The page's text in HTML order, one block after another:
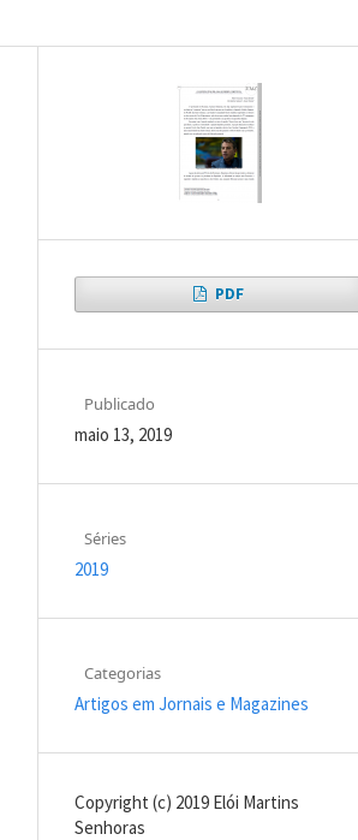
PDF
Publicado
maio 13, 2019
Séries
2019
Categorias
Artigos em Jornais e Magazines
Copyright (c) 2019 Elói Martins
Senhoras